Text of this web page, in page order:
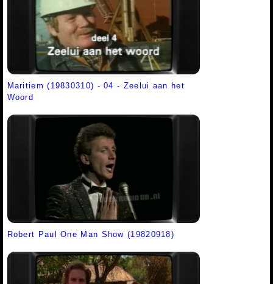
Maritiem (19830310) - 04 - Zeelui aan het
Woord
Robert Paul One Man Show (19820918)